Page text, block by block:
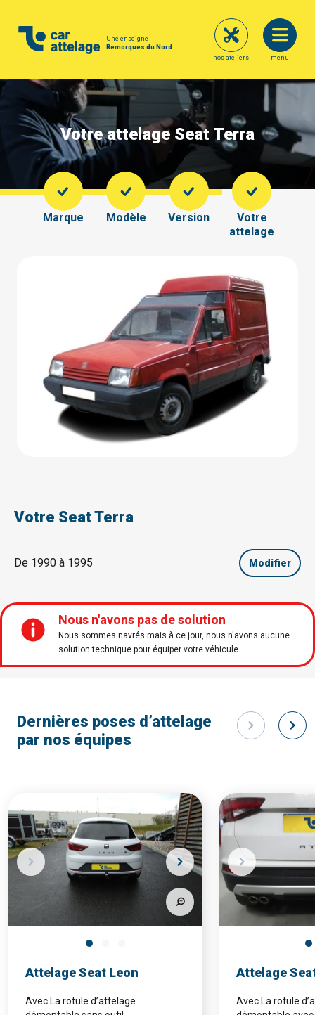
Une enseigne
Remorques du Nord
menu
nos ateliers
Votre attelage Seat Terra
Marque Modèle Version
Votre
attelage
Votre Seat Terra
De 1990 à 1995 Modifier
Nous n'avons pas de solution
Nous sommes navrés mais à ce jour, nous n'avons aucune
solution technique pour équiper votre véhicule...
Dernières poses d’attelage
par nos équipes
Attelage Seat Leon
Avec La rotule d’attelage
Attelage
Avec La rotule